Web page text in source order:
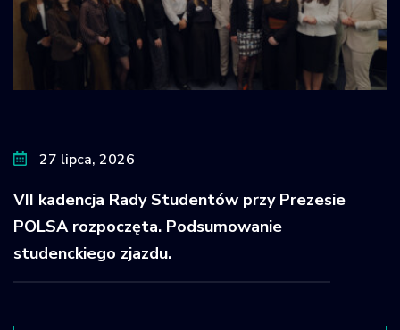
27 lipca, 2026
VII kadencja Rady Studentów przy Prezesie
POLSA rozpoczęta. Podsumowanie
studenckiego zjazdu.